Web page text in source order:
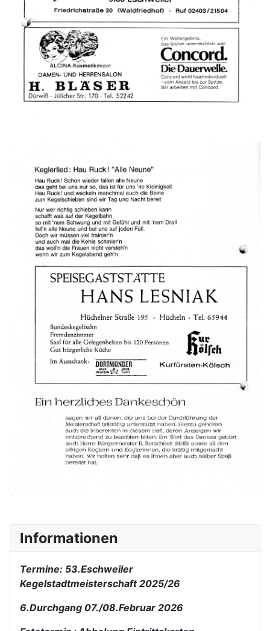
Informationen
Termine: 53.Eschweiler
Kegelstadtmeisterschaft 2025/26
6.Durchgang 07./08.Februar 2026